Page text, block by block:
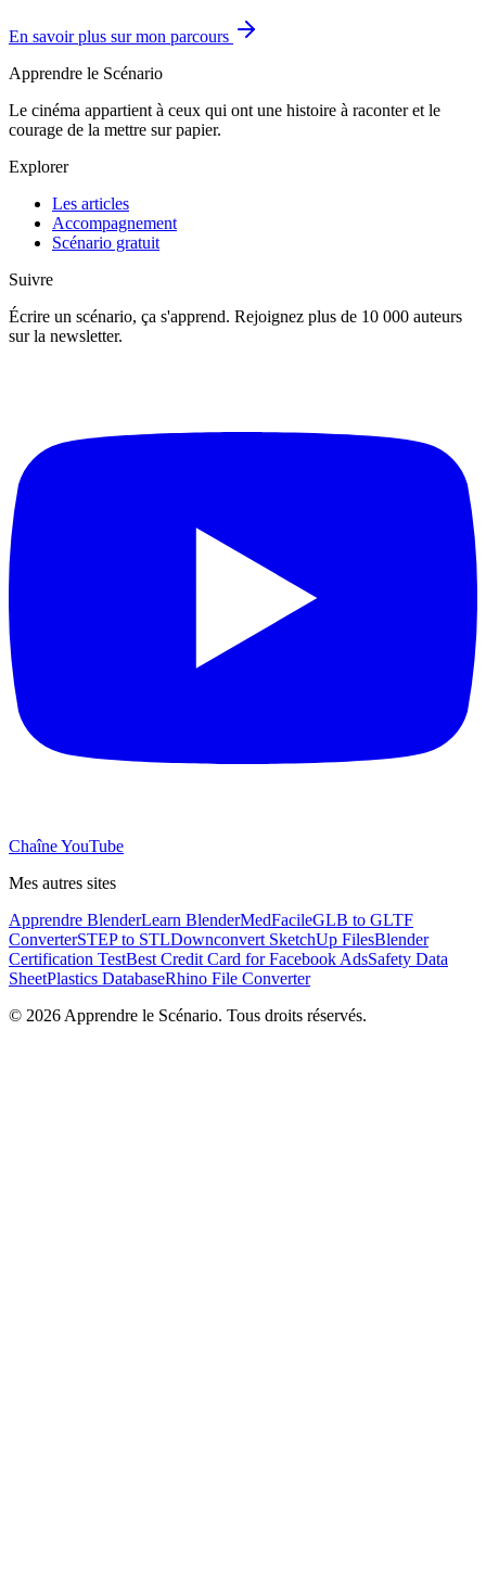
En savoir plus sur mon parcours
Apprendre le Scénario
Le cinéma appartient à ceux qui ont une histoire à raconter et le
courage de la mettre sur papier.
Explorer
Les articles
Accompagnement
Scénario gratuit
Suivre
Écrire un scénario, ça s'apprend. Rejoignez plus de 10 000 auteurs
sur la newsletter.
Chaîne YouTube
Mes autres sites
Apprendre BlenderLearn BlenderMedFacileGLB to GLTF
ConverterSTEP to STLDownconvert SketchUp FilesBlender
Certification TestBest Credit Card for Facebook AdsSafety Data
SheetPlastics DatabaseRhino File Converter
© 2026 Apprendre le Scénario. Tous droits réservés.